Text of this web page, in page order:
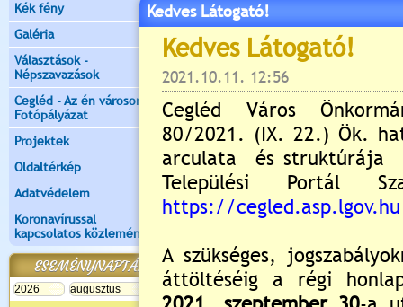
Kék fény
Galéria
Választások -
Népszavazások
Cegléd - Az én városom -
Fotópályázat
Projektek
Oldaltérkép
Adatvédelem
Koronavírussal
kapcsolatos közlemények
ESEMÉNYNAPTÁR
Kedves Látogató!